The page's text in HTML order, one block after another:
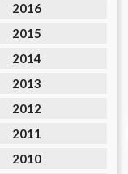
2016
2015
2014
2013
2012
2011
2010